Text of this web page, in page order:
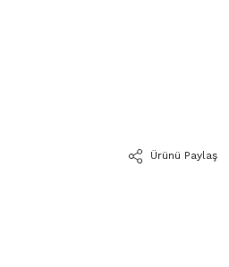
Ürünü Paylaş